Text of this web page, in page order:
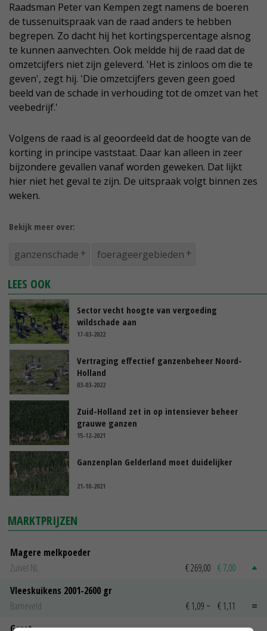
Raadsman Peter van Kempen zegt namens de boeren
de tussenuitspraak van de raad anders te hebben
begrepen. Zo dacht hij het kortingspercentage alsnog
te kunnen aanvechten. Ook meldde hij de raad dat de
omzetcijfers niet zijn geleverd. 'Het is zinloos om die te
geven', zegt hij. 'Die omzetcijfers geven geen goed
beeld van de schade in verhouding tot de omzet van het
veebedrijf.'
Volgens de raad is al geoordeeld dat de hoogte van de
korting in principe vaststaat. Daar kan alleen in zeer
bijzondere gevallen vanaf worden geweken. Dat lijkt
hier niet het geval te zijn. De uitspraak volgt binnen zes
weken.
Bekijk meer over:
ganzenschade foerageergebieden
LEES OOK
Sector vecht hoogte van vergoeding
wildschade aan
17-03-2022
Vertraging effectief ganzenbeheer Noord-
Holland
03-03-2022
Zuid-Holland zet in op intensiever beheer
grauwe ganzen
15-12-2021
Ganzenplan Gelderland moet duidelijker
21-10-2021
MARKTPRIJZEN
Magere melkpoeder
Zuivel NL
€ 269,00 € 7,00
Vleeskuikens 2001-2600 gr
Barneveld
€ 1,09 ~ € 1,11